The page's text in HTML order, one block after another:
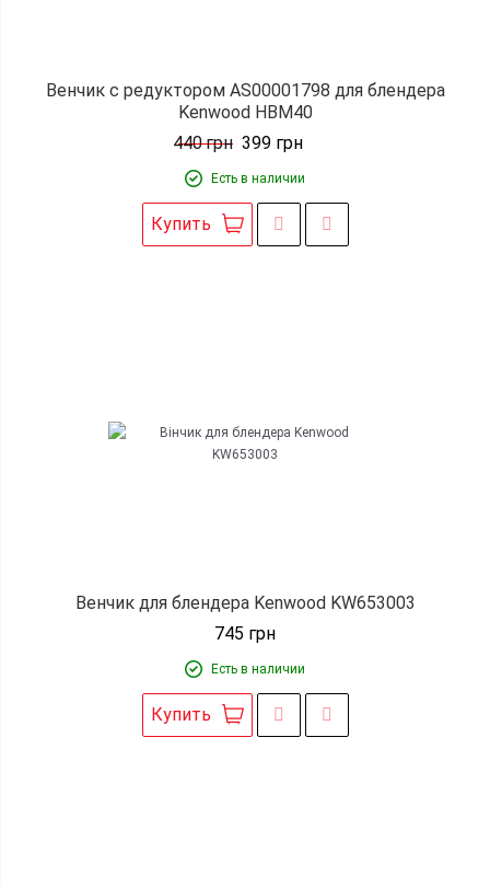
Венчик с редуктором AS00001798 для блендера
Kenwood HBM40
440грн 399 грн
Есть в наличии
Купить
Венчик для блендера Kenwood KW653003
745 грн
Есть в наличии
Купить